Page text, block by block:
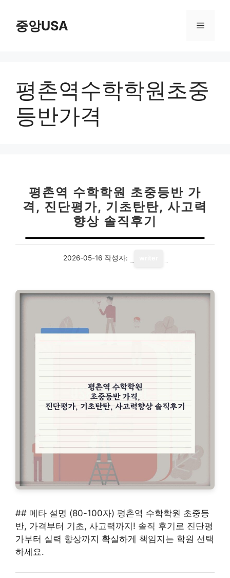
중앙USA 메
평촌역수학학원초중
등반가격
평촌역 수학학원 초중등반 가
격, 진단평가, 기초탄탄, 사고력
향상 솔직후기
2026-05-16 작성자:
## 메타 설명 (80-100자) 평촌역 수학학원 초중등
반, 가격부터 기초, 사고력까지! 솔직 후기로 진단평
가부터 실력 향상까지 확실하게 책임지는 학원 선택
하세요.